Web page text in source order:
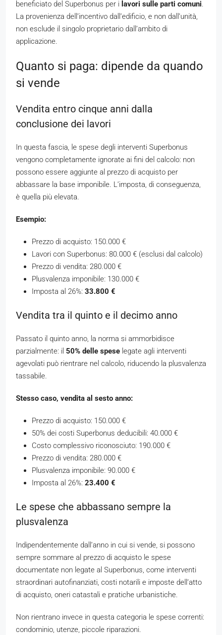
beneficiato del Superbonus per i lavori sulle parti comuni.
La provenienza dell’incentivo dall’edificio, e non dall’unità,
non esclude il singolo proprietario dall’ambito di
applicazione.
Quanto si paga: dipende da quando
si vende
Vendita entro cinque anni dalla
conclusione dei lavori
In questa fascia, le spese degli interventi Superbonus
vengono completamente ignorate ai fini del calcolo: non
possono essere aggiunte al prezzo di acquisto per
abbassare la base imponibile. L’imposta, di conseguenza,
è quella più elevata.
Esempio:
Prezzo di acquisto: 150.000 €
Lavori con Superbonus: 80.000 € (esclusi dal calcolo)
Prezzo di vendita: 280.000 €
Plusvalenza imponibile: 130.000 €
Imposta al 26%: 33.800 €
Vendita tra il quinto e il decimo anno
Passato il quinto anno, la norma si ammorbidisce
parzialmente: il 50% delle spese legate agli interventi
agevolati può rientrare nel calcolo, riducendo la plusvalenza
tassabile.
Stesso caso, vendita al sesto anno:
Prezzo di acquisto: 150.000 €
50% dei costi Superbonus deducibili: 40.000 €
Costo complessivo riconosciuto: 190.000 €
Prezzo di vendita: 280.000 €
Plusvalenza imponibile: 90.000 €
Imposta al 26%: 23.400 €
Le spese che abbassano sempre la
plusvalenza
Indipendentemente dall’anno in cui si vende, si possono
sempre sommare al prezzo di acquisto le spese
documentate non legate al Superbonus, come interventi
straordinari autofinanziati, costi notarili e imposte dell’atto
di acquisto, oneri catastali e pratiche urbanistiche.
Non rientrano invece in questa categoria le spese correnti:
condominio, utenze, piccole riparazioni.